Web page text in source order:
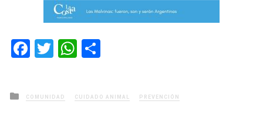
Facebook
TwitterWhatsApp
Posted
in
COMUNIDAD CUIDADO ANIMAL PREVENCIÓN